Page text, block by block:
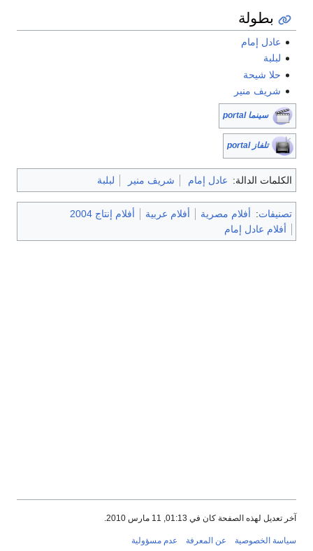
بطولة
عادل إمام
لبلبة
حلا شيحة
شريف منير
سينما portal
تلفاز portal
الكلمات الدالة: عادل إمام شريف منير لبلبة
تصنيفات: أفلام مصرية أفلام عربية
أفلام إنتاج 2004
أفلام عادل إمام
آخر تعديل لهذه الصفحة كان في 01:13, 11 مارس 2010.
سياسة الخصوصية عن المعرفة عدم مسؤولية